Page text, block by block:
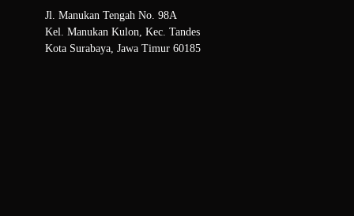
Jl. Manukan Tengah No. 98A
Kel. Manukan Kulon, Kec. Tandes
Kota Surabaya, Jawa Timur 60185